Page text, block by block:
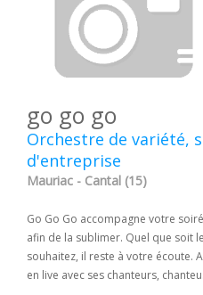
go go go
Orchestre de variété,
d'entreprise
Mauriac - Cantal (15)
Go Go Go accompagne votre
afin de la sublimer. Quel que soit
souhaitez, il reste à votre écoute.
en live avec ses chanteurs,